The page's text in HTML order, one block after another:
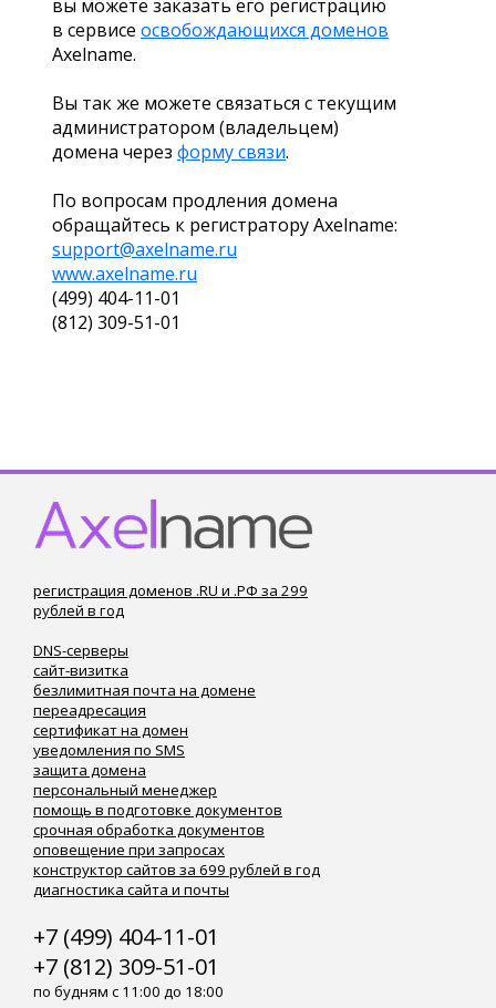
вы можете заказать его регистрацию
в сервисе освобождающихся доменов
Axelname.
Вы так же можете связаться с текущим
администратором (владельцем)
домена через форму связи.
По вопросам продления домена
обращайтесь к регистратору Axelname:
support@axelname.ru
www.axelname.ru
(499) 404-11-01
(812) 309-51-01
регистрация доменов .RU и .РФ за 299
рублей в год
DNS-серверы
сайт-визитка
безлимитная почта на домене
переадресация
сертификат на домен
уведомления по SMS
защита домена
персональный менеджер
помощь в подготовке документов
срочная обработка документов
оповещение при запросах
конструктор сайтов за 699 рублей в год
диагностика сайта и почты
+7 (499) 404-11-01
+7 (812) 309-51-01
по будням с 11:00 до 18:00